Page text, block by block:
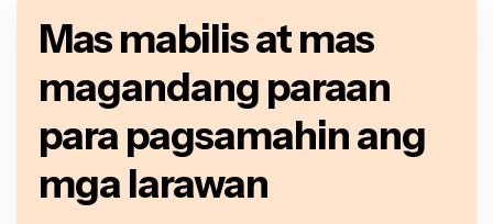
Mas mabilis at mas
magandang paraan
para pagsamahin ang
mga larawan